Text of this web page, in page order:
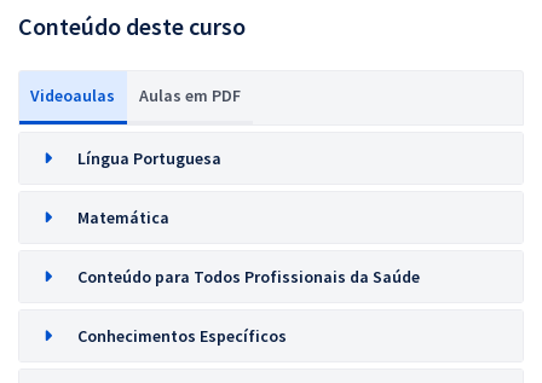
Conteúdo deste curso
Videoaulas Aulas em PDF
Língua Portuguesa
Matemática
Conteúdo para Todos Profissionais da Saúde
Conhecimentos Específicos